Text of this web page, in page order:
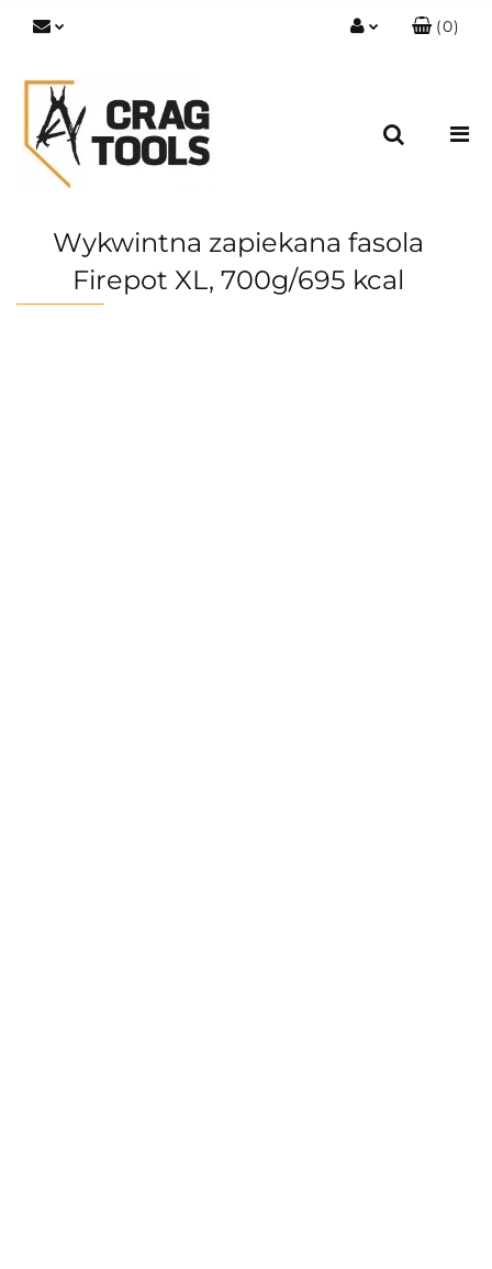
(0)
Wykwintna zapiekana fasola
Firepot XL, 700g/695 kcal